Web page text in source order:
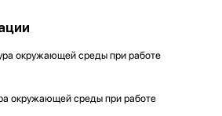
окружающей среды при работе
окружающей среды при работе